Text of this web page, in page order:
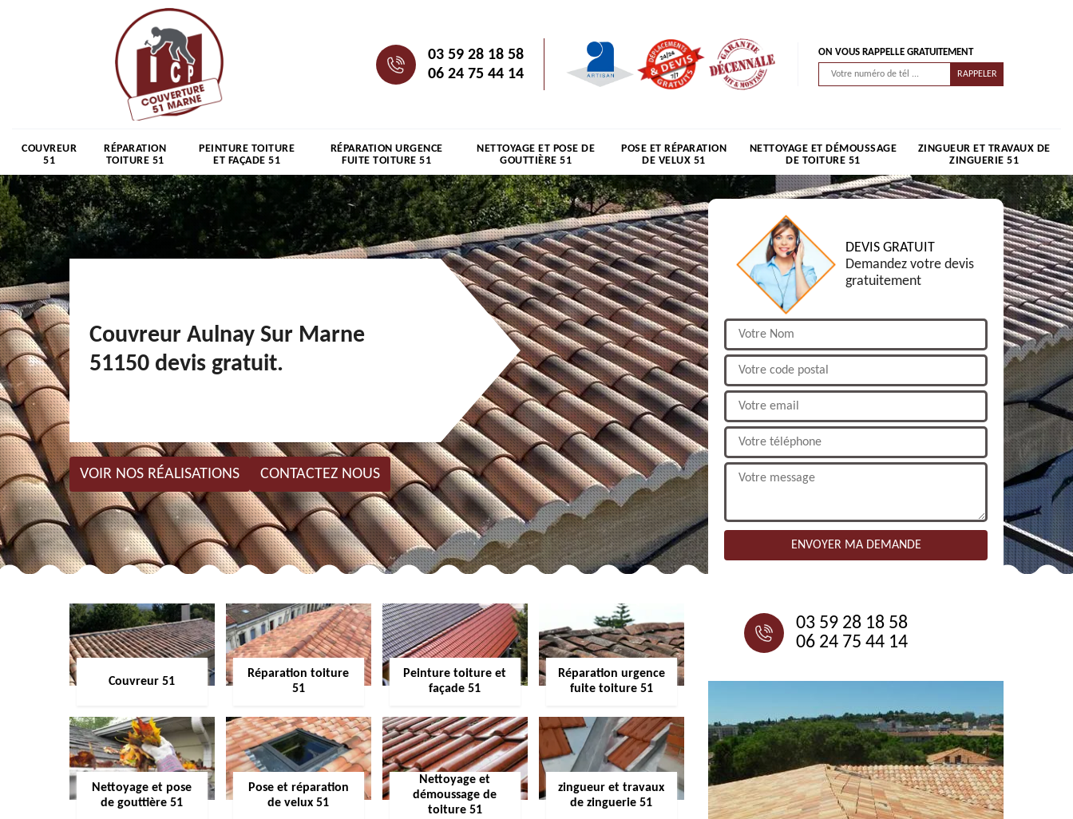
03 59 28 18 58
06 24 75 44 14
ON VOUS RAPPELLE GRATUITEMENT
COUVREUR
51
RÉPARATION
TOITURE 51
PEINTURE TOITURE
ET FAÇADE 51
RÉPARATION URGENCE
FUITE TOITURE 51
NETTOYAGE ET POSE DE
GOUTTIÈRE 51
POSE ET RÉPARATION
DE VELUX 51
NETTOYAGE ET DÉMOUSSAGE
DE TOITURE 51
ZINGUEUR ET TRAVAUX DE
ZINGUERIE 51
Couvreur Aulnay Sur Marne
51150 devis gratuit.
VOIR NOS RÉALISATIONS CONTACTEZ NOUS
Couvreur 51
Réparation toiture
51
Peinture toiture et
façade 51
Réparation urgence
fuite toiture 51
Nettoyage et pose
de gouttière 51
Pose et réparation
de velux 51
Nettoyage et
démoussage de
toiture 51
zingueur et travaux
de zinguerie 51
DEVIS GRATUIT
Demandez votre devis
gratuitement
03 59 28 18 58
06 24 75 44 14